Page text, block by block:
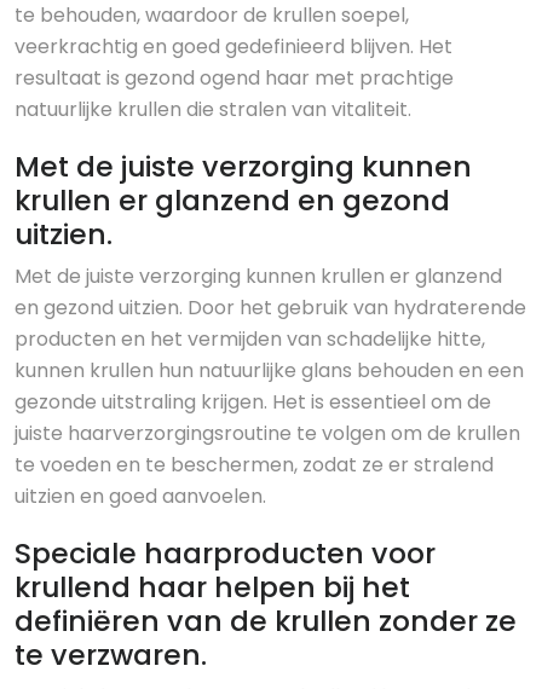
te behouden, waardoor de krullen soepel,
veerkrachtig en goed gedefinieerd blijven. Het
resultaat is gezond ogend haar met prachtige
natuurlijke krullen die stralen van vitaliteit.
Met de juiste verzorging kunnen
krullen er glanzend en gezond
uitzien.
Met de juiste verzorging kunnen krullen er glanzend
en gezond uitzien. Door het gebruik van hydraterende
producten en het vermijden van schadelijke hitte,
kunnen krullen hun natuurlijke glans behouden en een
gezonde uitstraling krijgen. Het is essentieel om de
juiste haarverzorgingsroutine te volgen om de krullen
te voeden en te beschermen, zodat ze er stralend
uitzien en goed aanvoelen.
Speciale haarproducten voor
krullend haar helpen bij het
definiëren van de krullen zonder ze
te verzwaren.